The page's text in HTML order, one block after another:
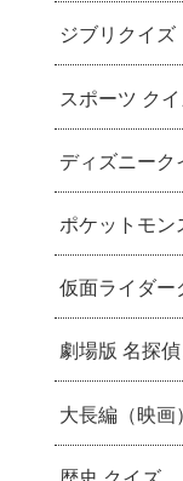
ジブリクイ
スポーツ ク
ディズニー
ポケットモ
仮面ライダ
劇場版 名探
大長編（映